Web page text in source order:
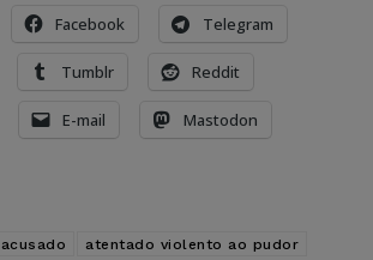
Facebook Telegram
Tumblr Reddit
E-mail Mastodon
acusado
atentado violento ao pudor